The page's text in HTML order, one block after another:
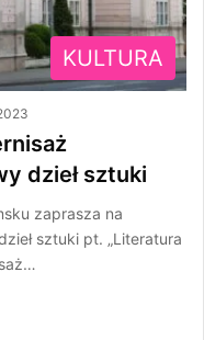
KULTURA
dzieł sztuki
zaprasza na
sztuki pt. „Literatura